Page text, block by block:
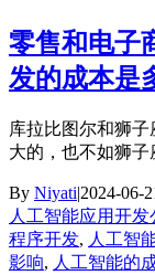
零售和电子
发的成本是
库拉比图尔和狮
大的，也不如狮子
By Niyati|2024-06-
人工智能应用开发
程序开发, 人工智
影响, 人工智能的